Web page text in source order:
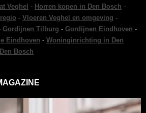
Veghel - Horren kopen in Den Bosch -
- Vloeren Veghel en omgeving -
Gordijnen Tilburg - Gordijnen Eindhoven -
Eindhoven - Woninginrichting in Den
Bosch